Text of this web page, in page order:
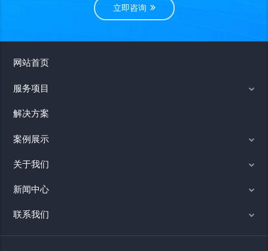
立即咨询
网站首页
服务项目
解决方案
案例展示
关于我们
新闻中心
联系我们